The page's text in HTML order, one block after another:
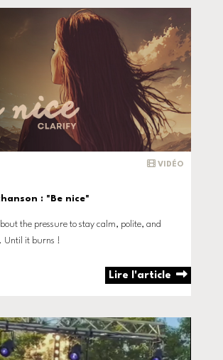
VIDÉO
: "Be nice"
the pressure to stay calm, polite, and
Until it burns !
Lire l'article